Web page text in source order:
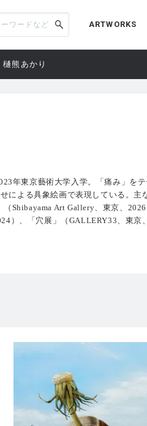
ARTWORKS
樋熊あかり
年東京藝術大学入学。「痛み」を
による具象絵画で表現している。主
（Shibayama Art Gallery、東京、
）、「穴展」（GALLERY33、東京